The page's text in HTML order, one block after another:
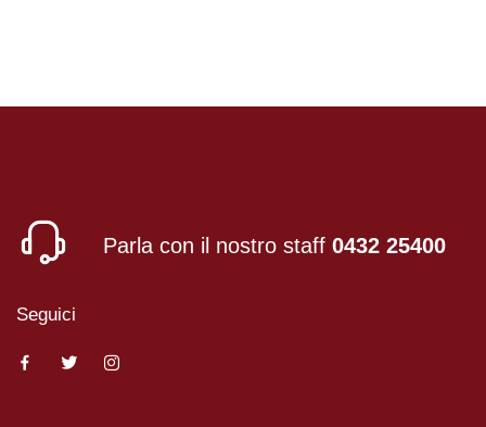
Parla con il nostro staff 0432 25400
Seguici